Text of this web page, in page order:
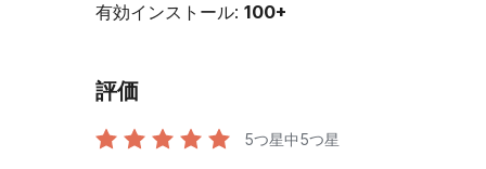
有効インストール: 100+
評価
5つ星中5つ星